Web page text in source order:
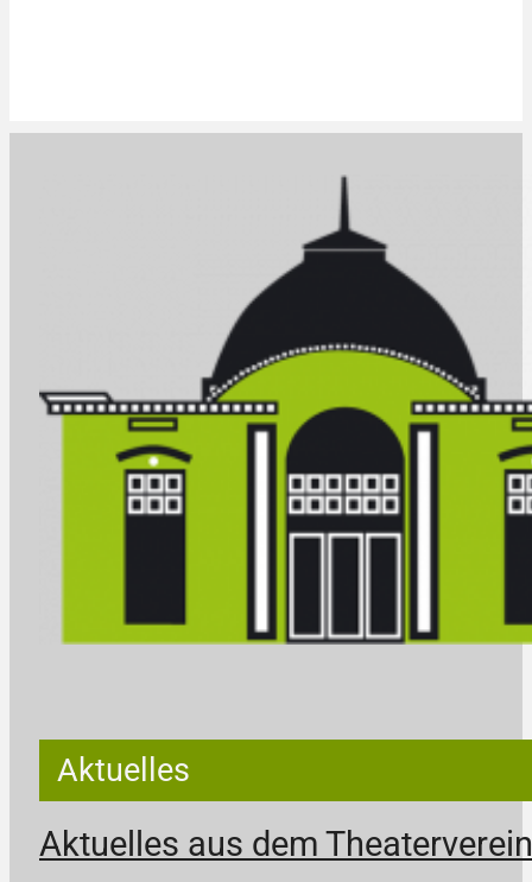
Aktuelles
Aktuelles aus dem Theaterverein